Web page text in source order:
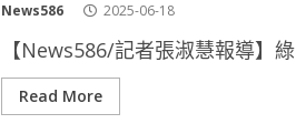
News586 2025-06-18
【News586/記者張淑慧報導】綠
Read More